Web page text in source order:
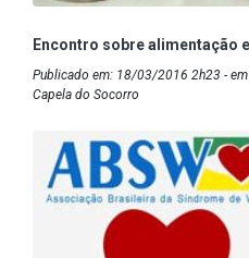
Encontro sobre alimentação
Publicado em: 18/03/2016 2h23 -
Capela do Socorro